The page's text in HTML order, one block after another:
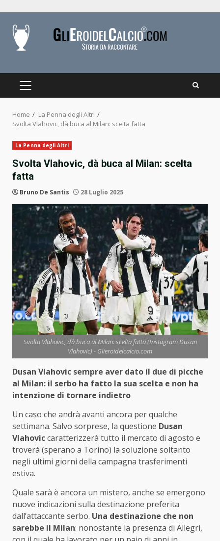
content
PRIMARY
Home
La Penna degli Altri
Svolta Vlahovic, dà buca al Milan: scelta fatta
La Penna degli Altri
Svolta Vlahovic, dà buca al Milan: scelta
fatta
Bruno De Santis 28 Luglio 2025
Svolta Vlahovic, dà buca al Milan: scelta fatta (Instagram Dusan
Vlahovic) - Glieroidelcalcio.com
Dusan Vlahovic sempre aver dato il due di picche
al Milan: il serbo ha fatto la sua scelta e non ha
intenzione di tornare indietro
Un caso che andrà avanti ancora per qualche
settimana. Salvo sorprese, la questione Dusan
Vlahoviccaratterizzerà tutto il mercato di agosto e
troverà (sperano a Torino) la soluzione soltanto
negli ultimi giorni della campagna trasferimenti
estiva.
Quale sarà è ancora un mistero, anche se emergono
nuove indicazioni sulla destinazione preferita
dall’attaccante serbo. Una destinazione che non
sarebbe il Milan: nonostante la presenza di Allegri,